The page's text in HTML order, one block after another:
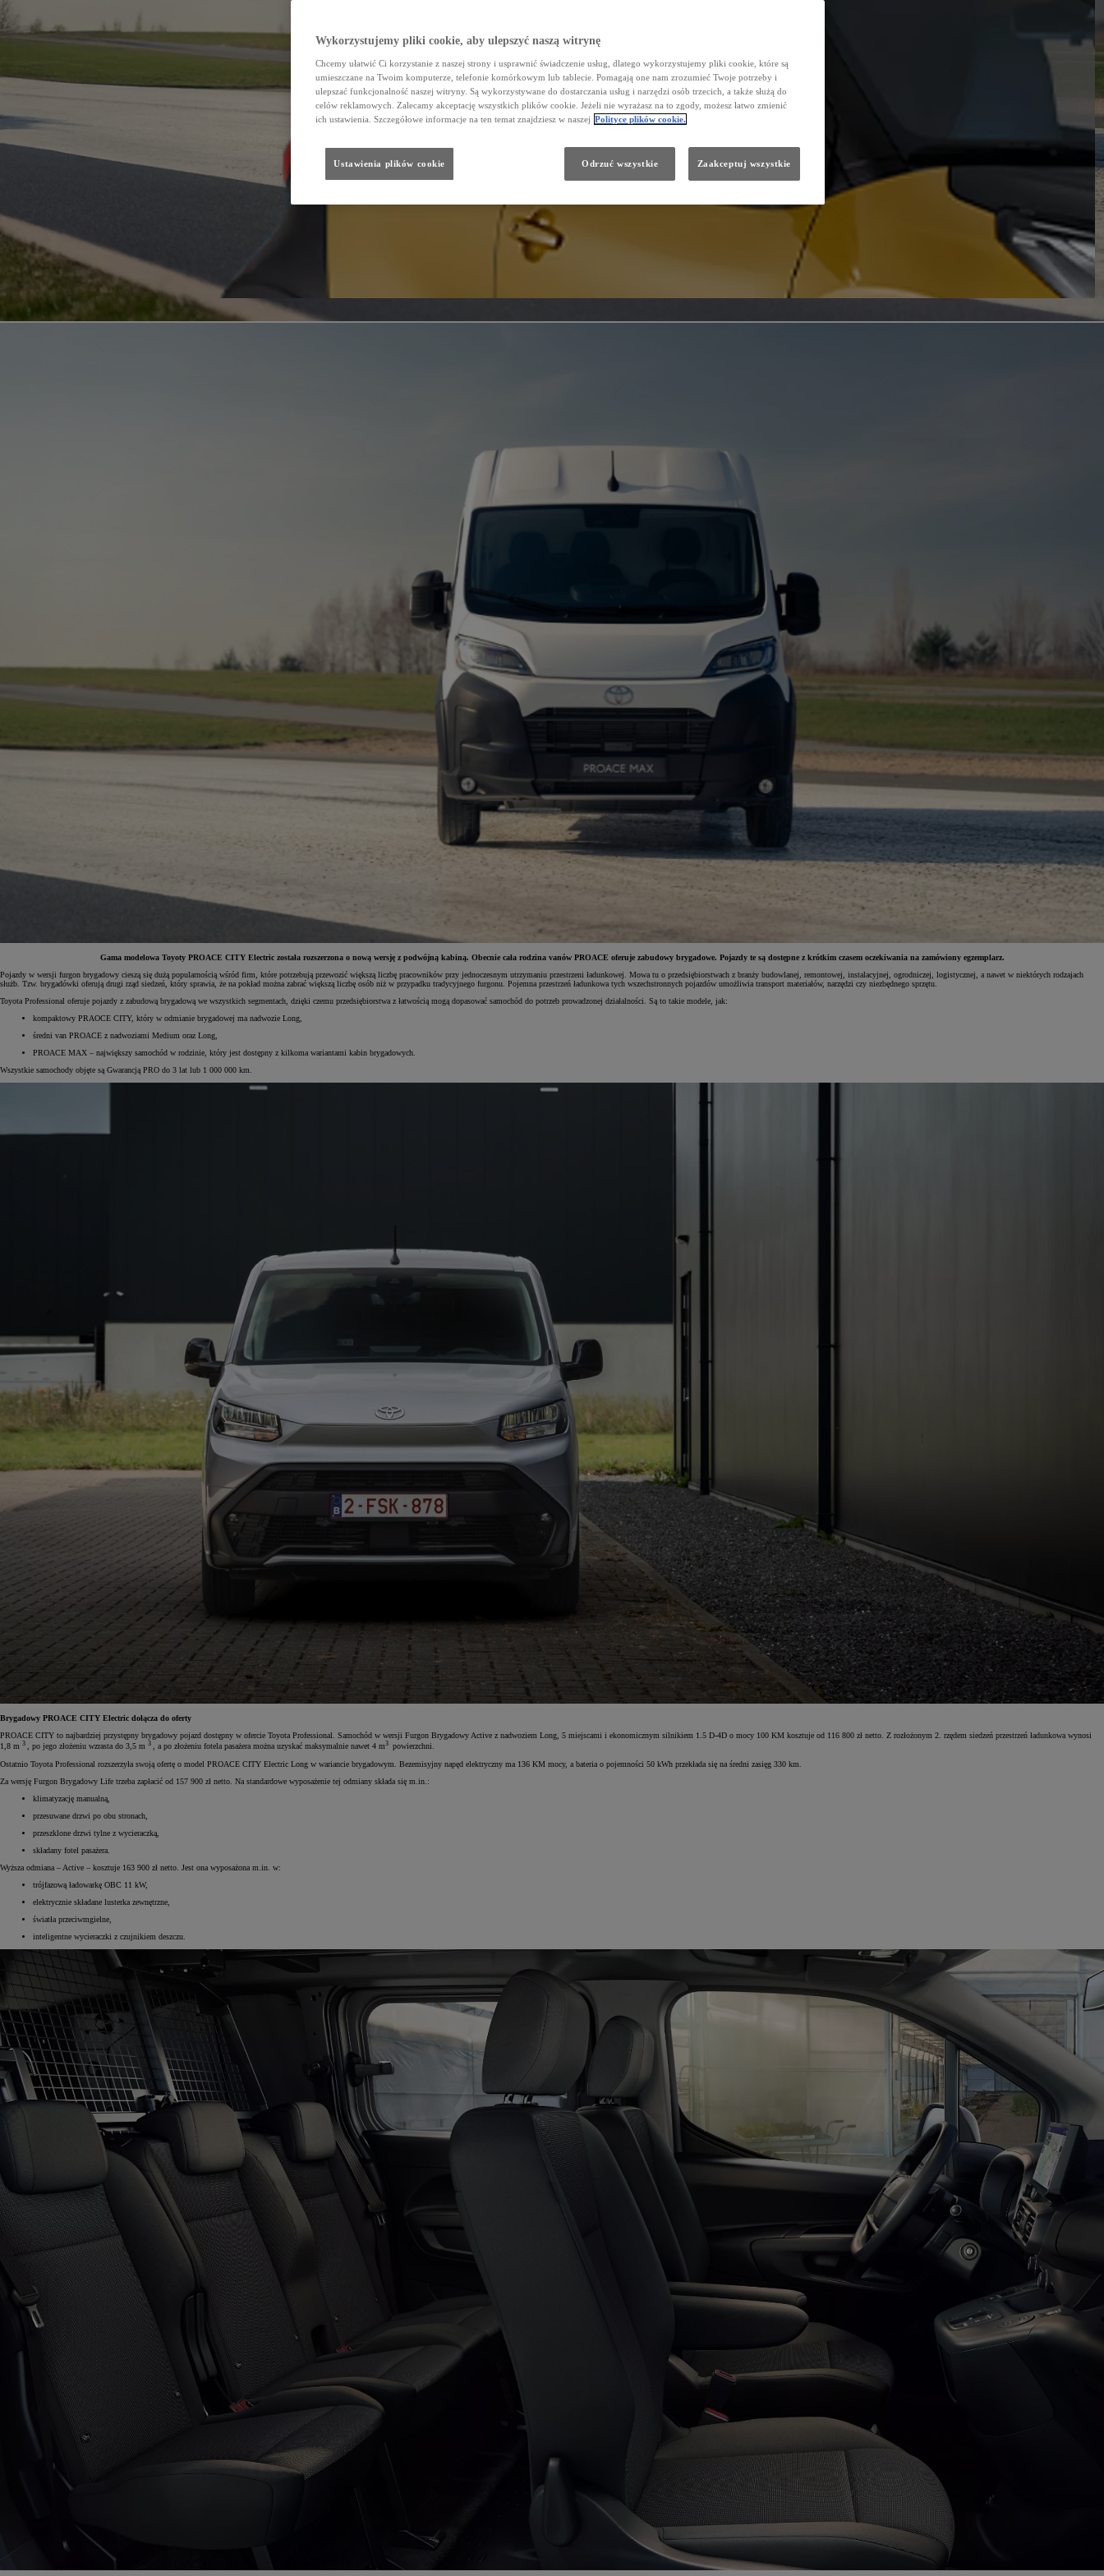
Yaris Cross
HYBRID
Od 105 300 zł
Corolla Hatchback
HYBRID
Gama modelowa Toyoty PROACE CITY Electric została rozszerzona o nową wersję z podwójną kabiną. Obecnie cała rodzina vanów PROACE oferuje zabudowy brygadowe. Pojazdy te są dostępne z krótkim czasem oczekiwania na zamówiony egzemplarz.
Pojazdy w wersji furgon brygadowy cieszą się dużą popularnością wśród firm, które potrzebują przewozić większą liczbę pracowników przy jednoczesnym utrzymaniu przestrzeni ładunkowej. Mowa tu o przedsiębiorstwach z branży budowlanej, remontowej, instalacyjnej, ogrodniczej, logistycznej, a nawet w niektórych rodzajach
służb. Tzw. brygadówki oferują drugi rząd siedzeń, który sprawia, że na pokład można zabrać większą liczbę osób niż w przypadku tradycyjnego furgonu. Pojemna przestrzeń ładunkowa tych wszechstronnych pojazdów umożliwia transport materiałów, narzędzi czy niezbędnego sprzętu.
Toyota Professional oferuje pojazdy z zabudową brygadową we wszystkich segmentach, dzięki czemu przedsiębiorstwa z łatwością mogą dopasować samochód do potrzeb prowadzonej działalności. Są to takie modele, jak:
kompaktowy PRAOCE CITY, który w odmianie brygadowej ma nadwozie Long,
średni van PROACE z nadwoziami Medium oraz Long,
PROACE MAX – największy samochód w rodzinie, który jest dostępny z kilkoma wariantami kabin brygadowych.
Wszystkie samochody objęte są Gwarancją PRO do 3 lat lub 1 000 000 km.
Brygadowy PROACE CITY Electric dołącza do oferty
PROACE CITY to najbardziej przystępny brygadowy pojazd dostępny w ofercie Toyota Professional. Samochód w wersji Furgon Brygadowy Active z nadwoziem Long, 5 miejscami i ekonomicznym silnikiem 1.5 D-4D o mocy 100 KM kosztuje od 116 800 zł netto. Z rozłożonym 2. rzędem siedzeń przestrzeń ładunkowa wynosi
1,8 m 3 , po jego złożeniu wzrasta do 3,5 m 3 , a po złożeniu fotela pasażera można uzyskać maksymalnie nawet 4 m3 powierzchni.
Ostatnio Toyota Professional rozszerzyła swoją ofertę o model PROACE CITY Electric Long w wariancie brygadowym. Bezemisyjny napęd elektryczny ma 136 KM mocy, a bateria o pojemności 50 kWh przekłada się na średni zasięg 330 km.
Za wersję Furgon Brygadowy Life trzeba zapłacić od 157 900 zł netto. Na standardowe wyposażenie tej odmiany składa się m.in.:
klimatyzację manualną,
przesuwane drzwi po obu stronach,
przeszklone drzwi tylne z wycieraczką,
składany fotel pasażera.
Wyższa odmiana – Active – kosztuje 163 900 zł netto. Jest ona wyposażona m.in. w:
trójfazową ładowarkę OBC 11 kW,
elektrycznie składane lusterka zewnętrzne,
światła przeciwmgielne,
inteligentne wycieraczki z czujnikiem deszczu.
Wykorzystujemy pliki cookie, aby ulepszyć naszą witrynę
Chcemy ułatwić Ci korzystanie z naszej strony i usprawnić świadczenie usług, dlatego wykorzystujemy pliki cookie, które są
umieszczane na Twoim komputerze, telefonie komórkowym lub tablecie. Pomagają one nam zrozumieć Twoje potrzeby i
ulepszać funkcjonalność naszej witryny. Są wykorzystywane do dostarczania usług i narzędzi osób trzecich, a także służą do
celów reklamowych. Zalecamy akceptację wszystkich plików cookie. Jeżeli nie wyrażasz na to zgody, możesz łatwo zmienić
ich ustawienia. Szczegółowe informacje na ten temat znajdziesz w naszej Polityce plików cookie.
Ustawienia plików cookie Odrzuć wszystkie Zaakceptuj wszystkie